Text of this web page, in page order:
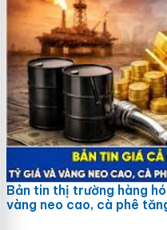
Bản tin thị trường hàng
vàng neo cao, cà phê